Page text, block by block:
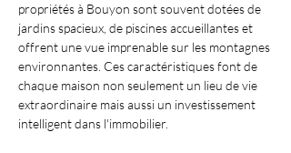
propriétés à Bouyon sont souvent dotées de
jardins spacieux, de piscines accueillantes et
offrent une vue imprenable sur les montagnes
environnantes. Ces caractéristiques font de
chaque maison non seulement un lieu de vie
extraordinaire mais aussi un investissement
intelligent dans l'immobilier.